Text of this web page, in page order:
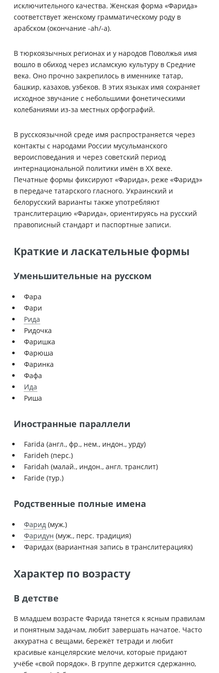
исключительного качества. Женская форма «Фарида»
соответствует женскому грамматическому роду в
арабском (окончание -ah/-a).
В тюркоязычных регионах и у народов Поволжья имя
вошло в обиход через исламскую культуру в Средние
века. Оно прочно закрепилось в именнике татар,
башкир, казахов, узбеков. В этих языках имя сохраняет
исходное звучание с небольшими фонетическими
колебаниями из‑за местных орфографий.
В русскоязычной среде имя распространяется через
контакты с народами России мусульманского
вероисповедания и через советский период
интернациональной политики имён в XX веке.
Печатные формы фиксируют «Фарида», реже «Фаридэ»
в передаче татарского гласного. Украинский и
белорусский варианты также употребляют
транслитерацию «Фарида», ориентируясь на русский
правописный стандарт и паспортные записи.
Краткие и ласкательные формы
Уменьшительные на русском
Фара
Фари
Рида
Ридочка
Фаришка
Фарюша
Фаринка
Фафа
Ида
Риша
Иностранные параллели
Farida (англ., фр., нем., индон., урду)
Farideh (перс.)
Faridah (малай., индон., англ. транслит)
Faride (тур.)
Родственные полные имена
Фарид (муж.)
Фаридун (муж., перс. традиция)
Фаридах (вариантная запись в транслитерациях)
Характер по возрасту
В детстве
В младшем возрасте Фарида тянется к ясным правилам
и понятным задачам, любит завершать начатое. Часто
аккуратна с вещами, бережёт тетради и любит
красивые канцелярские мелочи, которые придают
учёбе «свой порядок». В группе держится сдержанно,